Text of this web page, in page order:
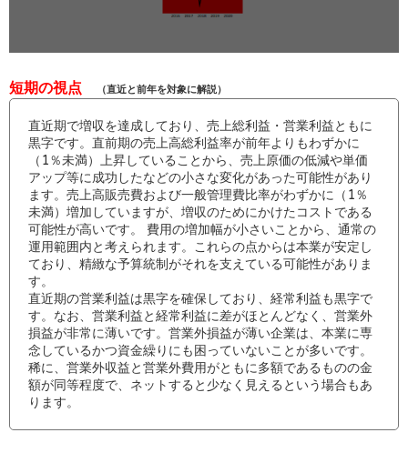
短期の視点 （直近と前年を対象に解説）
直近期で増収を達成しており、売上総利益・営業利益ともに
黒字です。直前期の売上高総利益率が前年よりもわずかに
（1％未満）上昇していることから、売上原価の低減や単価
アップ等に成功したなどの小さな変化があった可能性があり
ます。売上高販売費および一般管理費比率がわずかに（1％
未満）増加していますが、増収のためにかけたコストである
可能性が高いです。 費用の増加幅が小さいことから、通常の
運用範囲内と考えられます。これらの点からは本業が安定し
ており、精緻な予算統制がそれを支えている可能性がありま
す。
直近期の営業利益は黒字を確保しており、経常利益も黒字で
す。なお、営業利益と経常利益に差がほとんどなく、営業外
損益が非常に薄いです。営業外損益が薄い企業は、本業に専
念しているかつ資金繰りにも困っていないことが多いです。
稀に、営業外収益と営業外費用がともに多額であるものの金
額が同等程度で、ネットすると少なく見えるという場合もあ
ります。